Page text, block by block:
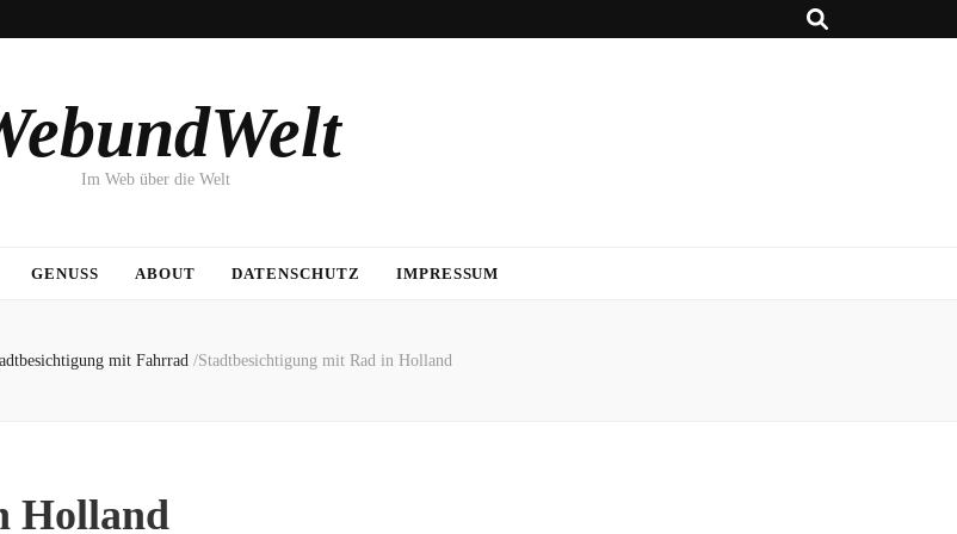
Im Web über die Welt
GENUSS ABOUT DATENSCHUTZ IMPRESSUM
mit Fahrrad /Stadtbesichtigung mit Rad in Holland
Holland